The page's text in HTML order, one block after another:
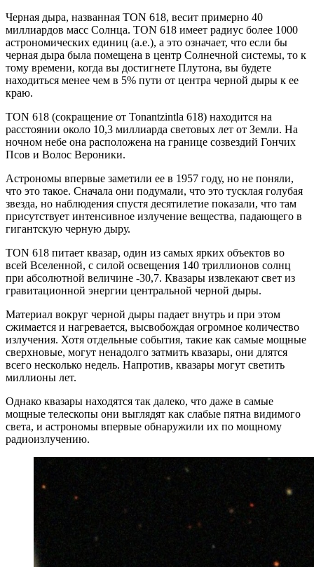
Черная дыра, названная TON 618, весит примерно 40
миллиардов масс Солнца. TON 618 имеет радиус более 1000
астрономических единиц (а.е.), а это означает, что если бы
черная дыра была помещена в центр Солнечной системы, то к
тому времени, когда вы достигнете Плутона, вы будете
находиться менее чем в 5% пути от центра черной дыры к ее
краю.
TON 618 (сокращение от Tonantzintla 618) находится на
расстоянии около 10,3 миллиарда световых лет от Земли. На
ночном небе она расположена на границе созвездий Гончих
Псов и Волос Вероники.
Астрономы впервые заметили ее в 1957 году, но не поняли,
что это такое. Сначала они подумали, что это тусклая голубая
звезда, но наблюдения спустя десятилетие показали, что там
присутствует интенсивное излучение вещества, падающего в
гигантскую черную дыру.
TON 618 питает квазар, один из самых ярких объектов во
всей Вселенной, с силой освещения 140 триллионов солнц
при абсолютной величине -30,7. Квазары извлекают свет из
гравитационной энергии центральной черной дыры.
Материал вокруг черной дыры падает внутрь и при этом
сжимается и нагревается, высвобождая огромное количество
излучения. Хотя отдельные события, такие как самые мощные
сверхновые, могут ненадолго затмить квазары, они длятся
всего несколько недель. Напротив, квазары могут светить
миллионы лет.
Однако квазары находятся так далеко, что даже в самые
мощные телескопы они выглядят как слабые пятна видимого
света, и астрономы впервые обнаружили их по мощному
радиоизлучению.